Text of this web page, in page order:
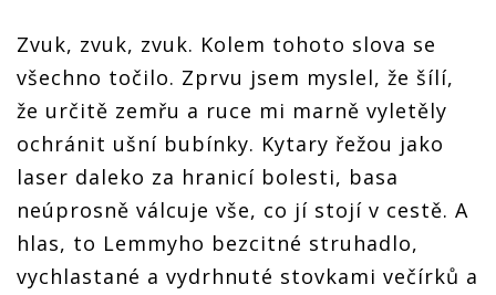
Zvuk, zvuk, zvuk. Kolem tohoto slova se
všechno točilo. Zprvu jsem myslel, že šílí,
že určitě zemřu a ruce mi marně vyletěly
ochránit ušní bubínky. Kytary řežou jako
laser daleko za hranicí bolesti, basa
neúprosně válcuje vše, co jí stojí v cestě. A
hlas, to Lemmyho bezcitné struhadlo,
vychlastané a vydrhnuté stovkami večírků a